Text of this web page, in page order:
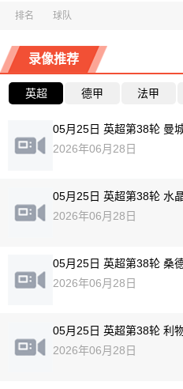
排名 球队
录像推荐
英超 德甲 法甲
05月25日 英超第38轮 曼
2026年06月28日
05月25日 英超第38轮 水
2026年06月28日
05月25日 英超第38轮 桑
2026年06月28日
05月25日 英超第38轮 利
2026年06月28日